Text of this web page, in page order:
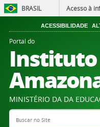
BRASIL Acesso à
ACESSIBILIDADE
Portal do
Instituto
MINISTÉRIO DA DA
Search Site